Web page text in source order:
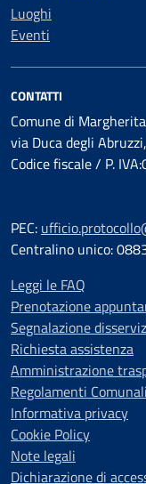
Luoghi
Eventi
CONTATTI
Comune di
via Duca degli
Codice fiscale / P.
PEC:
Centralino unico:
Leggi le FAQ
Prenotazione
Segnalazione
Richiesta assistenza
Amministrazione
Regolamenti Comunali
Informativa privacy
Cookie Policy
Note legali
Dichiarazione di